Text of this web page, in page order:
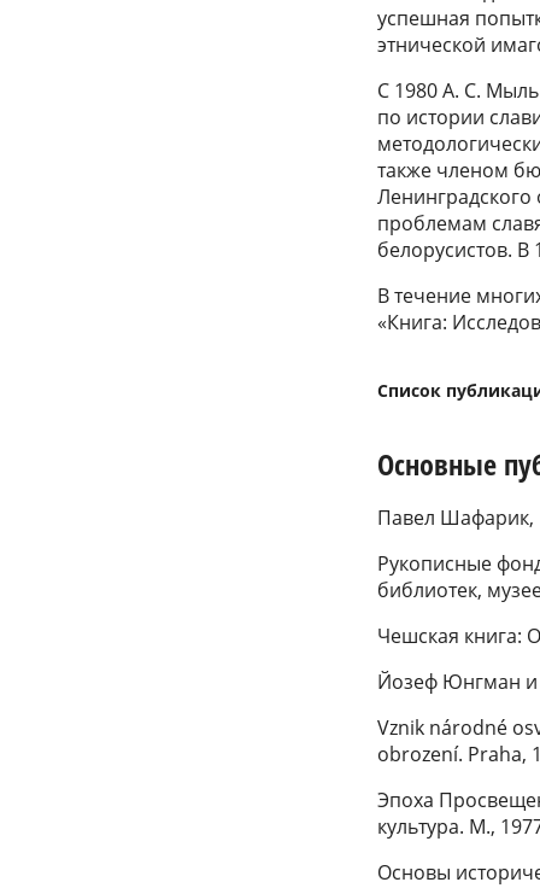
успешная
этнической
С 1980 А. С.
по истории
также членом
проблемам
белорусистов.
В течение
«Книга:
Список
Основные
Павел Шафарик,
Рукописные
библиотек,
Чешская книга:
Йозеф Юнгман и
Vznik národné
obrození. Praha,
Эпоха
культура. М.,
Основы